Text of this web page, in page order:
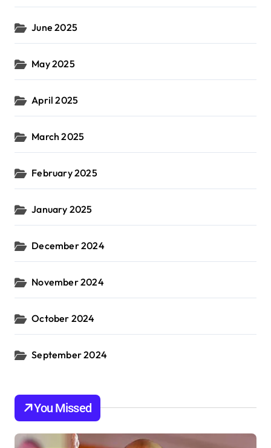
June 2025
May 2025
April 2025
March 2025
February 2025
January 2025
December 2024
November 2024
October 2024
September 2024
You Missed